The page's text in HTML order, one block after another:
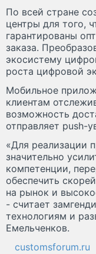
По всей стране
центры для того,
гарантированы
заказа.
экосистему
роста цифровой
Мобильное
клиентам
возможность
отправляет push-
«Для реализации
значительно
компетенции,
обеспечить
на рынок и
- считает
технологиям и
Емельченков.
customsforum.ru